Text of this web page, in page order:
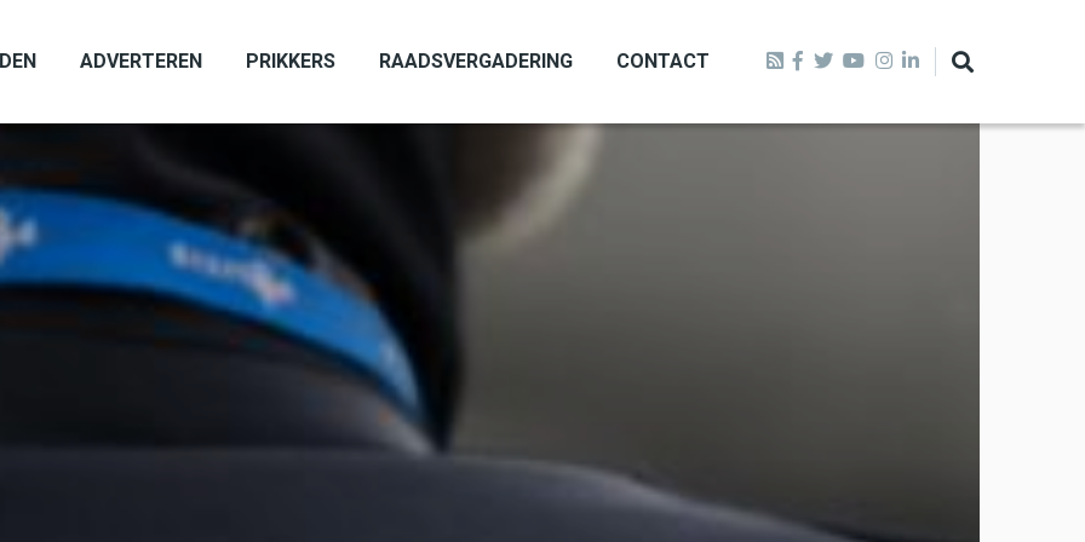
ADVERTEREN PRIKKERS RAADSVERGADERING CONTACT